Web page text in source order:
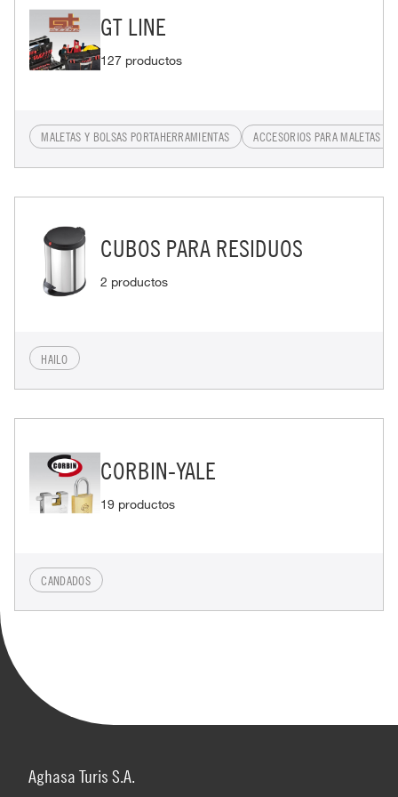
GT LINE
127 productos
MALETAS Y BOLSAS PORTAHERRAMIENTAS ACCESORIOS PARA MALETAS Y
CUBOS PARA RESIDUOS
2 productos
HAILO
CORBIN-YALE
19 productos
CANDADOS
Aghasa Turis S.A.